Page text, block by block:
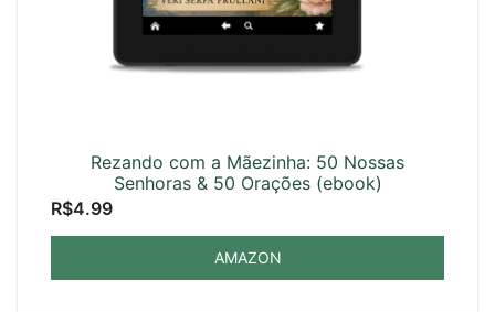
Rezando com a Mãezinha: 50 Nossas
Senhoras & 50 Orações (ebook)
R$4.99
AMAZON